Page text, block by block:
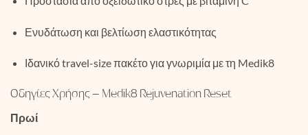
Ενυδάτωση και βελτίωση ελαστικότητας
Ιδανικό travel-size πακέτο για γνωριμία με τη Medik8
Οδηγίες Χρήσης – Medik8 Rejuvenation Reset
Πρωί